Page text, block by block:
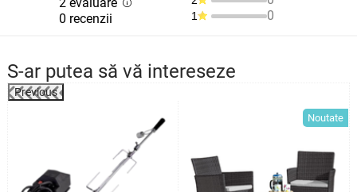
0 recenzii
1 0
S-ar putea să vă intereseze
Previous
Noutate